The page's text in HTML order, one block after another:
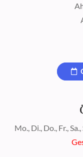
Mo., Di., Do., Fr.,